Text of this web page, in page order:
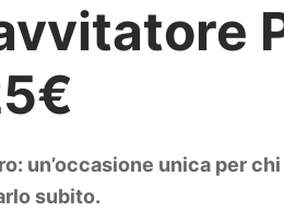
un’occasione unica per
subito.